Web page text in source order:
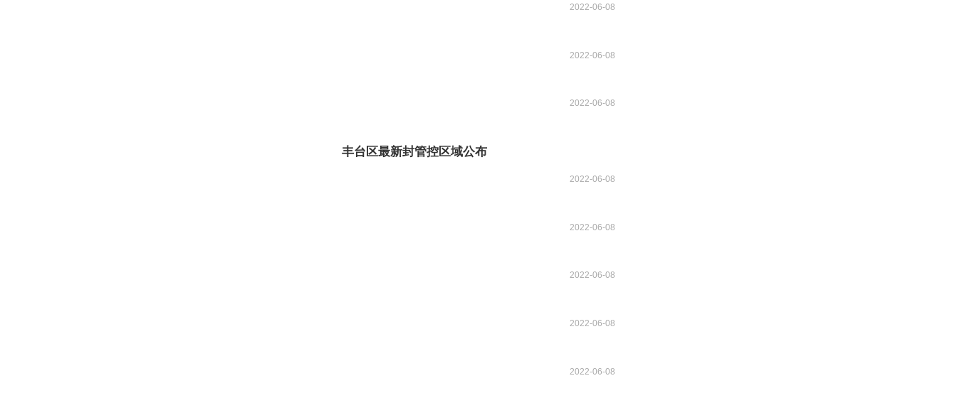
2022-06-08
2022-06-08
2022-06-08
丰台区最新封管控区域公布
2022-06-08
2022-06-08
2022-06-08
2022-06-08
2022-06-08